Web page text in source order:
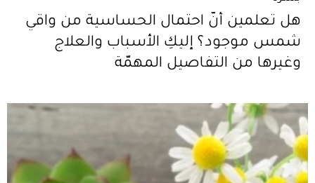
هل تعلمين أنّ احتمال الحساسية من واقي
شمس موجود؟ إليكِ الأسباب والعلاج
وغيرها من التفاصيل المهمّة